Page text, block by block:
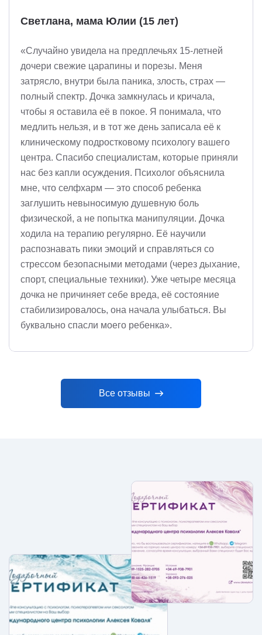
Светлана, мама Юлии (15 лет)
«Случайно увидела на предплечьях 15-летней
дочери свежие царапины и порезы. Меня
затрясло, внутри была паника, злость, страх —
полный спектр. Дочка замкнулась и кричала,
чтобы я оставила её в покое. Я понимала, что
медлить нельзя, и в тот же день записала её к
клиническому подростковому психологу вашего
центра. Спасибо специалистам, которые приняли
нас без капли осуждения. Психолог объяснила
мне, что селфхарм — это способ ребенка
заглушить невыносимую душевную боль
физической, а не попытка манипуляции. Дочка
ходила на терапию регулярно. Её научили
распознавать пики эмоций и справляться со
стрессом безопасными методами (через дыхание,
спорт, специальные техники). Уже четыре месяца
дочка не причиняет себе вреда, её состояние
стабилизировалось, она начала улыбаться. Вы
буквально спасли моего ребенка».
Все отзывы